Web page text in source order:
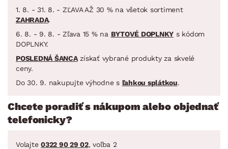
1. 8. - 31. 8. - ZĽAVA AŽ 30 % na všetok sortiment
ZAHRADA.
6. 8. - 9. 8. - Zľava 15 % na BYTOVÉ DOPLNKY s kódom
DOPLNKY.
POSLEDNÁ ŠANCAzískať vybrané produkty za skvelé
ceny.
Do 30. 9. nakupujte výhodne s ľahkou splátkou.
Chcete poradiť s nákupom alebo objednať
telefonicky?
Volajte 0322 90 29 02, voľba 2